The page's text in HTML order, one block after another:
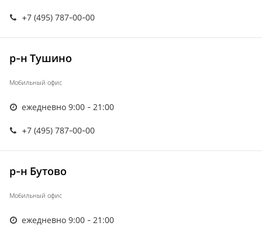
+7 (495) 787-00-00
р-н Тушино
Мобильный офис
ежедневно 9:00 - 21:00
+7 (495) 787-00-00
р-н Бутово
Мобильный офис
ежедневно 9:00 - 21:00